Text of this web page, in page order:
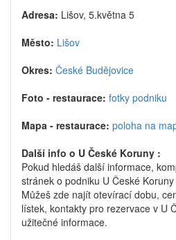
Adresa: Lišov, 5.května 5
Město: Lišov
Okres: České Budějovice
Foto - restaurace: fotky podniku
Mapa - restaurace: poloha na
Další info o U České Koruny :
Pokud hledáš další informace,
stránek o podniku U České
Můžeš zde najít otevírací dobu,
lístek, kontakty pro rezervace v U
užitečné informace.